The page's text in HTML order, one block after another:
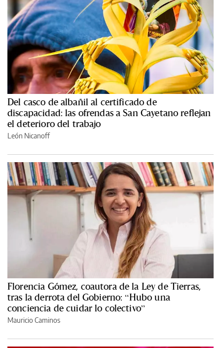
Del casco de albañil al certificado de
discapacidad: las ofrendas a San Cayetano reflejan
el deterioro del trabajo
León Nicanoff
Florencia Gómez, coautora de la Ley de Tierras,
tras la derrota del Gobierno: “Hubo una
conciencia de cuidar lo colectivo”
Mauricio Caminos